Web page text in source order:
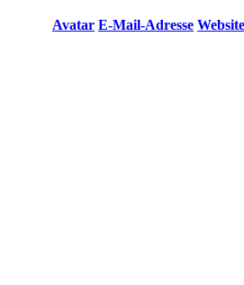
Avatar E-Mail-Adresse Website